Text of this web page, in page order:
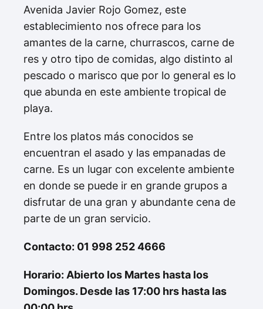
Avenida Javier Rojo Gomez, este
establecimiento nos ofrece para los
amantes de la carne, churrascos, carne de
res y otro tipo de comidas, algo distinto al
pescado o marisco que por lo general es lo
que abunda en este ambiente tropical de
playa.
Entre los platos más conocidos se
encuentran el asado y las empanadas de
carne. Es un lugar con excelente ambiente
en donde se puede ir en grande grupos a
disfrutar de una gran y abundante cena de
parte de un gran servicio.
Contacto: 01 998 252 4666
Horario: Abierto los Martes hasta los
Domingos. Desde las 17:00 hrs hasta las